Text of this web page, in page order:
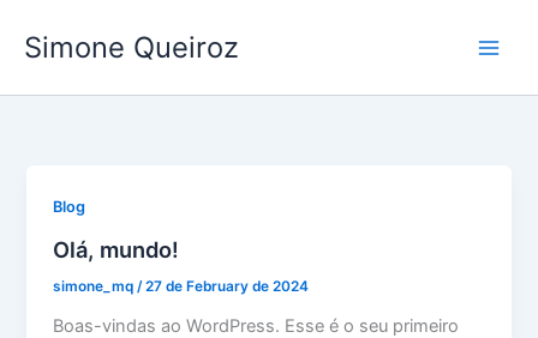
Simone Queiroz
Blog
Olá, mundo!
simone_mq/27 de February de 2024
Boas-vindas ao WordPress. Esse é o seu primeiro